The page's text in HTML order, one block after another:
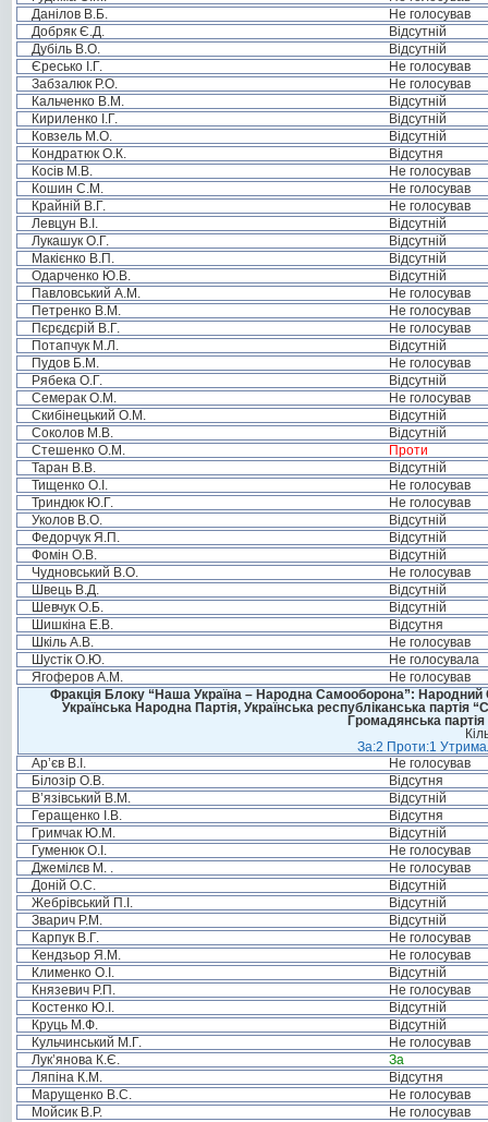
Данілов В.Б.
Не голосував
Добряк Є.Д.
Відсутній
Дубіль В.О.
Відсутній
Єресько І.Г.
Не голосував
Забзалюк Р.О.
Не голосував
Кальченко В.М.
Відсутній
Кириленко І.Г.
Відсутній
Ковзель М.О.
Відсутній
Кондратюк О.К.
Відсутня
Косів М.В.
Не голосував
Кошин С.М.
Не голосував
Крайній В.Г.
Не голосував
Левцун В.І.
Відсутній
Лукашук О.Г.
Відсутній
Макієнко В.П.
Відсутній
Одарченко Ю.В.
Відсутній
Павловський А.М.
Не голосував
Петренко В.М.
Не голосував
Пєрєдєрій В.Г.
Не голосував
Потапчук М.Л.
Відсутній
Пудов Б.М.
Не голосував
Рябека О.Г.
Відсутній
Семерак О.М.
Не голосував
Скибінецький О.М.
Відсутній
Соколов М.В.
Відсутній
Стешенко О.М.
Проти
Таран В.В.
Відсутній
Тищенко О.І.
Не голосував
Триндюк Ю.Г.
Не голосував
Уколов В.О.
Відсутній
Федорчук Я.П.
Відсутній
Фомін О.В.
Відсутній
Чудновський В.О.
Не голосував
Швець В.Д.
Відсутній
Шевчук О.Б.
Відсутній
Шишкіна Е.В.
Відсутня
Шкіль А.В.
Не голосував
Шустік О.Ю.
Не голосувала
Ягоферов А.М.
Не голосував
Фракція Блоку “Наша Україна – Народна Самооборона”: Народний
Українська Народна Партія, Українська республіканська
Громадянська
За:2 Проти:1
Ар’єв В.І.
Не голосував
Білозір О.В.
Відсутня
В’язівський В.М.
Відсутній
Геращенко І.В.
Відсутня
Гримчак Ю.М.
Відсутній
Гуменюк О.І.
Не голосував
Джемілєв М. .
Не голосував
Доній О.С.
Відсутній
Жебрівський П.І.
Відсутній
Зварич Р.М.
Відсутній
Карпук В.Г.
Не голосував
Кендзьор Я.М.
Не голосував
Клименко О.І.
Відсутній
Князевич Р.П.
Не голосував
Костенко Ю.І.
Відсутній
Круць М.Ф.
Відсутній
Кульчинський М.Г.
Не голосував
Лук’янова К.Є.
За
Ляпіна К.М.
Відсутня
Марущенко В.С.
Не голосував
Мойсик В.Р.
Не голосував